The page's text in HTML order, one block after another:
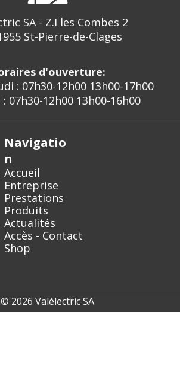
SA - Z.I les Combes 2
St-Pierre-de-Clages
d'ouverture:
: 07h30-12h00 13h00-17h00
07h30-12h00 13h00-16h00
Navigatio
n
Accueil
Entreprise
Prestations
Produits
Actualités
Accès - Contact
Shop
© 2026 Valélectric SA